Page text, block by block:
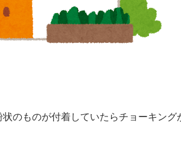
のものが付着していたらチョーキング